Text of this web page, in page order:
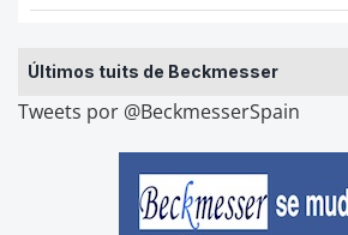
Últimos tuits de Beckmesser
Tweets por @BeckmesserSpain